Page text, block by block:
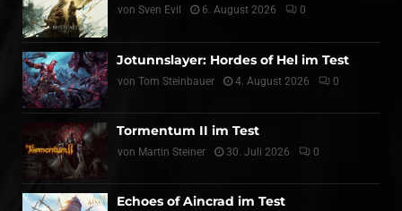
von Sven Evil 6. August 2026 0
Jotunnslayer: Hordes of Hel im Test
von Tom Steinbauer 4. August 2026 0
Tormentum II im Test
von Martin Steiner 30. Juli 2026 0
Echoes of Aincrad im Test